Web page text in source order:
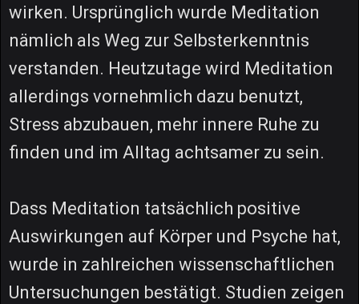
wirken. Ursprünglich wurde Meditation
nämlich als Weg zur Selbsterkenntnis
verstanden. Heutzutage wird Meditation
allerdings vornehmlich dazu benutzt,
Stress abzubauen, mehr innere Ruhe zu
finden und im Alltag achtsamer zu sein.
Dass Meditation tatsächlich positive
Auswirkungen auf Körper und Psyche hat,
wurde in zahlreichen wissenschaftlichen
Untersuchungen bestätigt. Studien zeigen